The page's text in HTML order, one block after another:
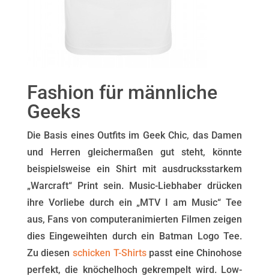
Fashion für männliche
Geeks
Die Basis eines Outfits im Geek Chic, das Damen
und Herren gleichermaßen gut steht, könnte
beispielsweise ein Shirt mit ausdrucksstarkem
„Warcraft“ Print sein. Music-Liebhaber drücken
ihre Vorliebe durch ein „MTV I am Music“ Tee
aus, Fans von computeranimierten Filmen zeigen
dies Eingeweihten durch ein Batman Logo Tee.
Zu diesen schicken T-Shirtspasst eine Chinohose
perfekt, die knöchelhoch gekrempelt wird. Low-